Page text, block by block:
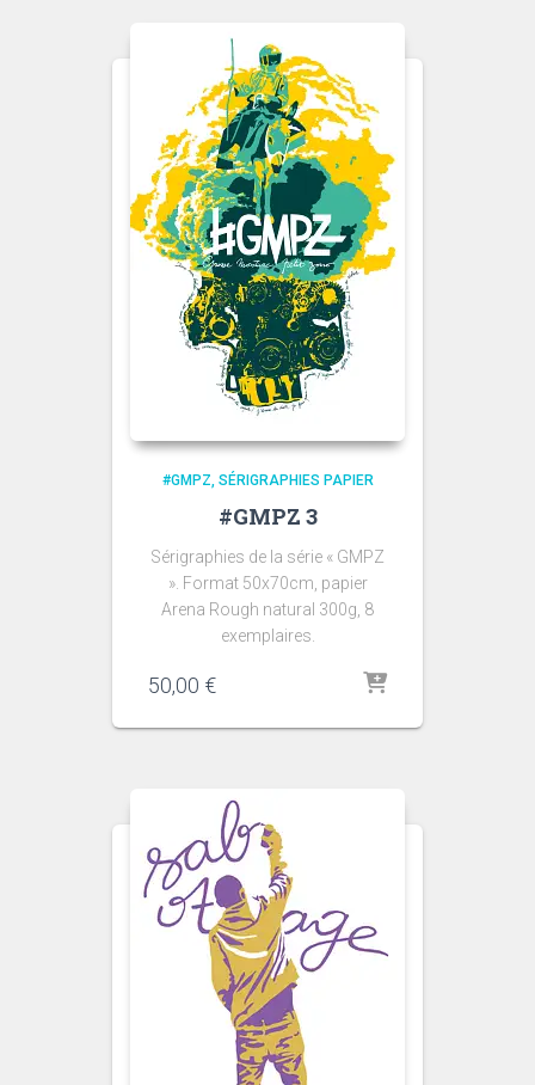
#GMPZ SÉRIGRAPHIES PAPIER
#GMPZ 3
Sérigraphies de la série « GMPZ
». Format 50x70cm, papier
Arena Rough natural 300g, 8
exemplaires.
50,00 €